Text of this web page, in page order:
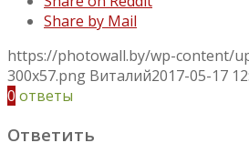
Share by Mail
https://photowall.by/wp-content/
300x57.png Виталий2017-05-17
0 ответы
Ответить